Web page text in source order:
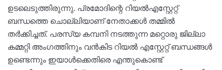
ഉടലെടുത്തിരുന്നു. പ്രമോദിന്റെ റിയല്‍എസ്റ്റേറ്റ്
ബന്ധത്തെ ചൊല്ലിയാണ് നേതാക്കള്‍ തമ്മില്‍
തര്‍ക്കിച്ചത്. പരസ്യ കമ്പനി നടത്തുന്ന മറ്റൊരു ജില്ലാ
കമ്മറ്റി അംഗത്തിനും വന്‍കിട റിയല്‍ എസ്റ്റേറ്റ് ബന്ധങ്ങള്‍
ഉണ്ടെന്നും ഇയാള്‍ക്കെതിരെ എന്തുകൊണ്ട്